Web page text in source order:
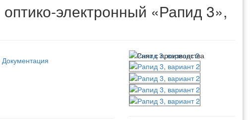
электронный «Рапид 3»,
Документация